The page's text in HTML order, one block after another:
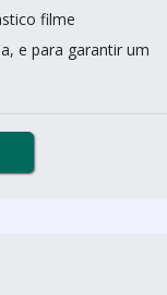
filme
e para garantir um